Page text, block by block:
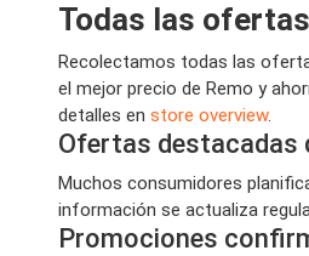
Todas las
Recolectamos todas las
el mejor precio de Remo y
detalles en store overview.
Ofertas destacadas
Muchos consumidores
información se actualiza
Promociones